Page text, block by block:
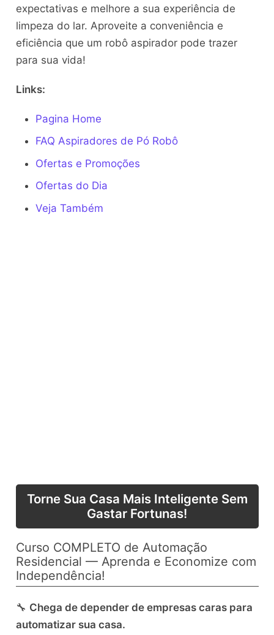
expectativas e melhore a sua experiência de
limpeza do lar. Aproveite a conveniência e
eficiência que um robô aspirador pode trazer
para sua vida!
Links:
Pagina Home
FAQ Aspiradores de Pó Robô
Ofertas e Promoções
Ofertas do Dia
Veja Também
Torne Sua Casa Mais Inteligente Sem
Gastar Fortunas!
Curso COMPLETO de Automação
Residencial — Aprenda e Economize com
Independência!
🔧 Chega de depender de empresas caras para
automatizar sua casa.